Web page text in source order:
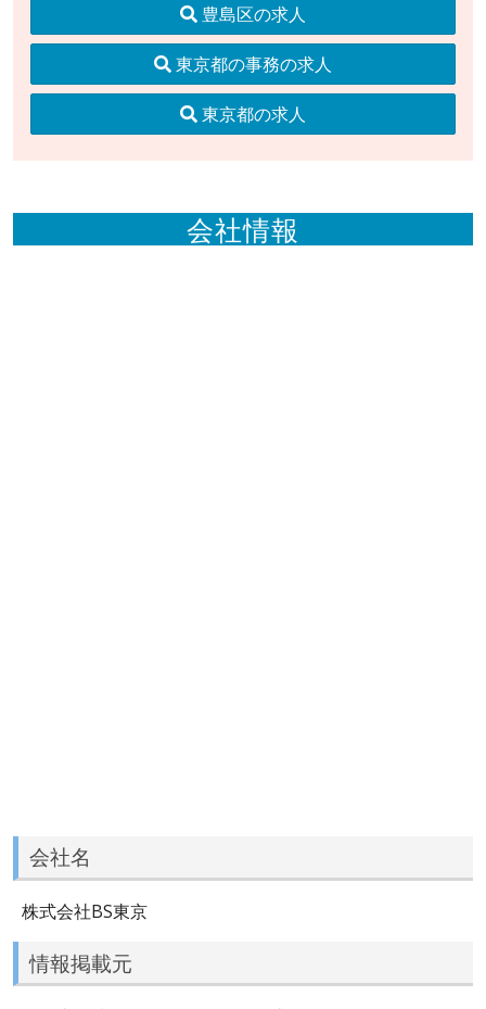
豊島区の求人
東京都の事務の求人
東京都の求人
会社情報
会社名
株式会社BS東京
情報掲載元